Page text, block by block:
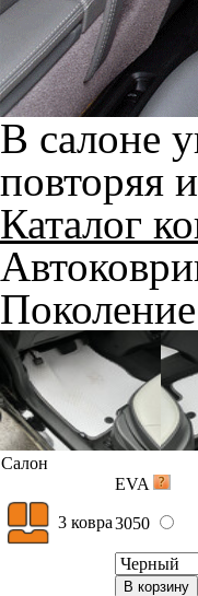
В салоне
повторяя
Каталог
Салон
EVA
3 ковра3050
В корзину